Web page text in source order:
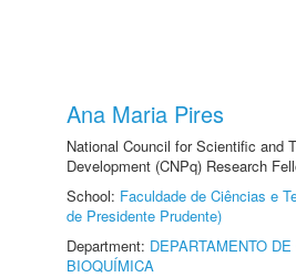
Ana Maria Pires
National Council for Scientific and
Development (CNPq) Research
School: Faculdade de Ciências e
de Presidente Prudente)
Department: DEPARTAMENTO
BIOQUÍMICA